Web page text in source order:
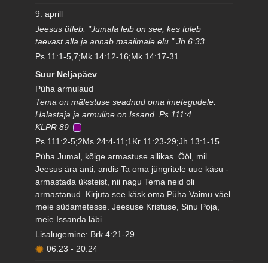
9. aprill
Jeesus ütleb: "Jumala leib on see, kes tuleb
taevast alla ja annab maailmale elu." Jh 6:33
Ps 11:1-5,7;Mk 14:12-16;Mk 14:17-31
Suur Neljapäev
Püha armulaud
Tema on mälestuse seadnud oma imetegudele.
Halastaja ja armuline on Issand. Ps 111:4
KLPR 89
Ps 111:2-5;2Ms 24:4-11;1Kr 11:23-29;Jh 13:1-15
Püha Jumal, kõige armastuse allikas. Ööl, mil
Jeesus ära anti, andis Ta oma jüngritele uue käsu -
armastada üksteist, nii nagu Tema neid oli
armastanud. Kirjuta see käsk oma Püha Vaimu väel
meie südametesse. Jeesuse Kristuse, Sinu Poja,
meie Issanda läbi.
Lisalugemine: Brk 4:21-29
06.23 - 20.24